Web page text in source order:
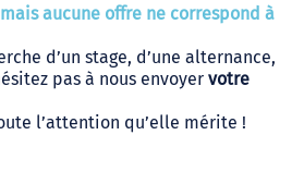
aucune offre ne correspond à
d’un stage, d’une alternance,
pas à nous envoyer votre
l’attention qu’elle mérite !